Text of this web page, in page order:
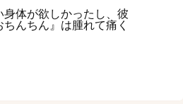
体が欲しかったし、彼
んちん』は腫れて痛く